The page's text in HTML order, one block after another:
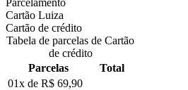
Cartão Luiza
Cartão de crédito
Tabela de parcelas de Cartão
de crédito
Parcelas
Total
01x de R$ 69,90